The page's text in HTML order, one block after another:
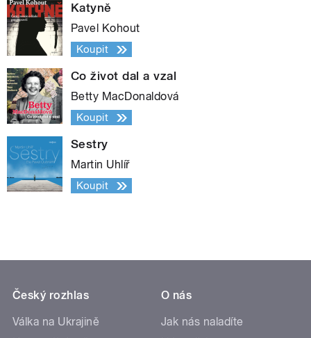
Katyně
Pavel Kohout
Koupit
Co život dal a vzal
Betty MacDonaldová
Koupit
Sestry
Martin Uhlíř
Koupit
Český rozhlas
Válka na Ukrajině
O nás
Jak nás naladíte